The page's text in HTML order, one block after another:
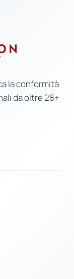
la conformità
da oltre 28+